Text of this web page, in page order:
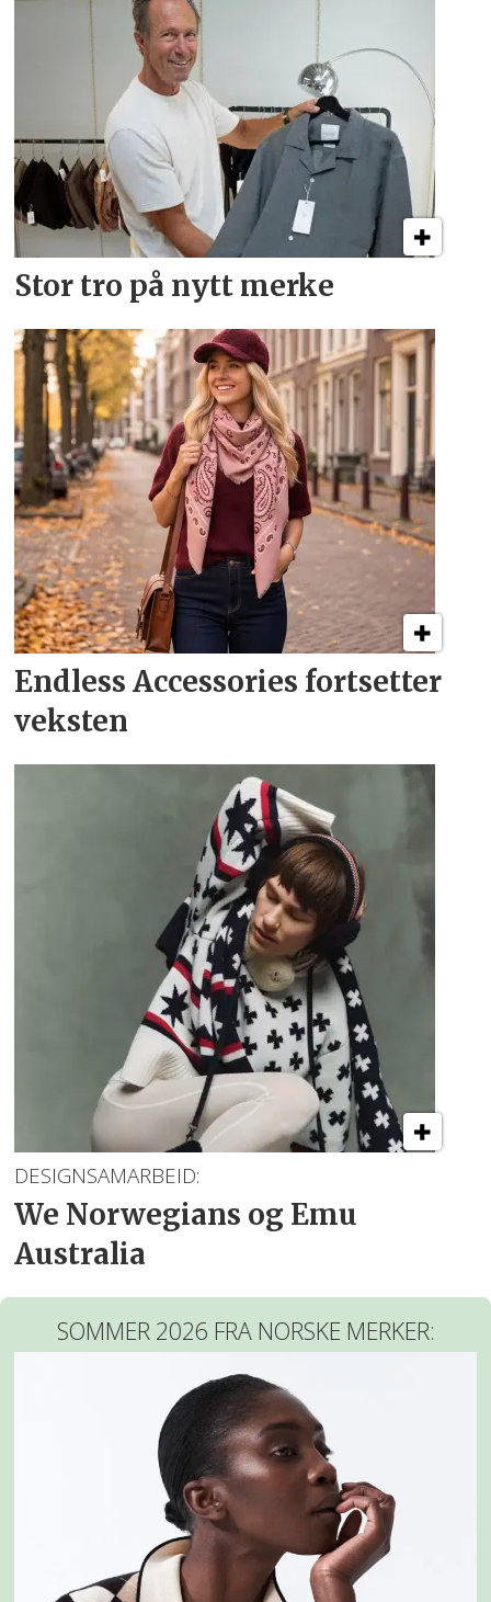
Stor tro på nytt merke
Endless Accessories fortsetter
veksten
DESIGNSAMARBEID:
We Norwegians og Emu
Australia
SOMMER 2026 FRA NORSKE MERKER: